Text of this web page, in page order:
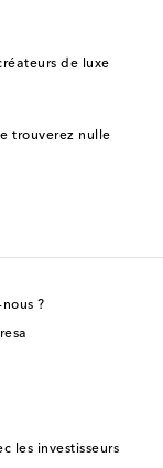
de luxe
trouverez nulle
?
les investisseurs